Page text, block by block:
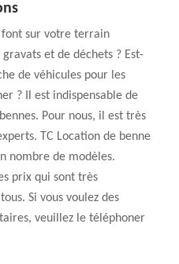
font sur votre terrain
et de déchets ? Est-
de véhicules pour les
? Il est indispensable de
Pour nous, il est très
TC Location de benne
nombre de modèles.
prix qui sont très
Si vous voulez des
veuillez le téléphoner